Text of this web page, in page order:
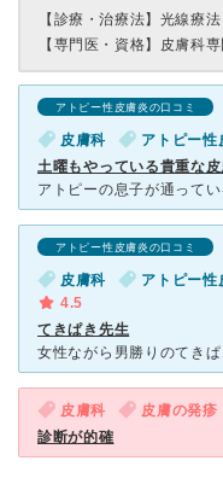
【診療・治療法】 光線療法
【専門医・資格】 皮膚科
アトピー性皮膚炎の口コミ
皮膚科 アトピー性
土曜もやっている貴重な皮
アトピー性皮膚炎の口コミ
皮膚科 アトピー性
4.5
てきぱき先生
皮膚科 皮膚の発疹
診断が的確